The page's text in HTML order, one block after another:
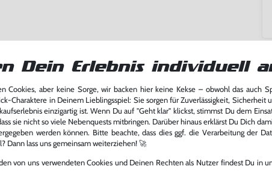
Dein Erlebnis individuell
Cookies, aber keine Sorge, wir backen hier keine Kekse – obwohl das auch
Charaktere in Deinem Lieblingsspiel: Sie sorgen für Zuverlässigkeit, Sicherheit
einzigartig ist. Wenn Du auf "Geht klar" klickst, stimmst Du dem
sie nicht so viele Nebenquests mitbringen. Darüber hinaus erklärst Du Dich
werden können. Bitte beachte, dass dies ggf. die Verarbeitung der
Dann lass uns gemeinsam weiterziehen! 🚀
von uns verwendeten Cookies und Deinen Rechten als Nutzer findest Du in